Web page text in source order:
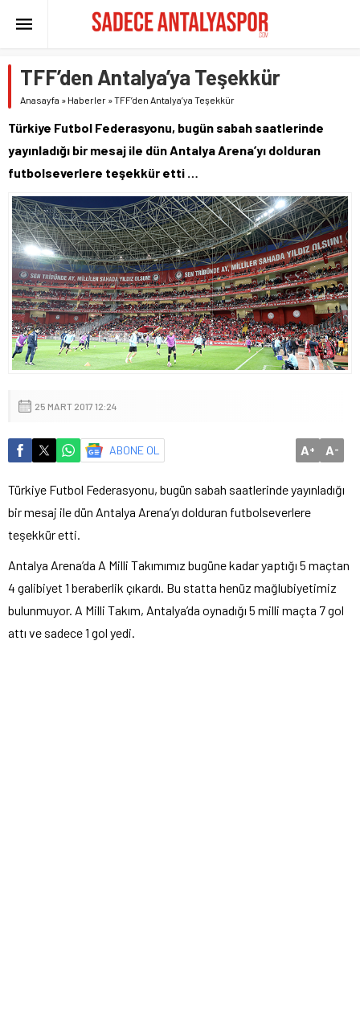
TFF’den Antalya’ya Teşekkür
Anasayfa » Haberler »TFF’den Antalya’ya Teşekkür
Türkiye Futbol Federasyonu, bugün sabah saatlerinde
yayınladığı bir mesaj ile dün Antalya Arena’yı dolduran
futbolseverlere teşekkür etti …
25 MART 2017 12:24
ABONE OL A+ A-
Türkiye Futbol Federasyonu, bugün sabah saatlerinde yayınladığı
bir mesaj ile dün Antalya Arena’yı dolduran futbolseverlere
teşekkür etti.
Antalya Arena’da A Milli Takımımız bugüne kadar yaptığı 5 maçtan
4 galibiyet 1 beraberlik çıkardı. Bu statta henüz mağlubiyetimiz
bulunmuyor. A Milli Takım, Antalya’da oynadığı 5 milli maçta 7 gol
attı ve sadece 1 gol yedi.